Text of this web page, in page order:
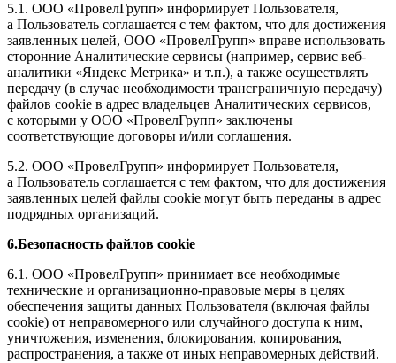
5.1. ООО «ПровелГрупп» информирует Пользователя,
а Пользователь соглашается с тем фактом, что для достижения
заявленных целей, ООО «ПровелГрупп» вправе использовать
сторонние Аналитические сервисы (например, сервис веб-
аналитики «Яндекс Метрика» и т.п.), а также осуществлять
передачу (в случае необходимости трансграничную передачу)
файлов cookie в адрес владельцев Аналитических сервисов,
с которыми у ООО «ПровелГрупп» заключены
соответствующие договоры и/или соглашения.
5.2. ООО «ПровелГрупп» информирует Пользователя,
а Пользователь соглашается с тем фактом, что для достижения
заявленных целей файлы cookie могут быть переданы в адрес
подрядных организаций.
6.Безопасность файлов cookie
6.1. ООО «ПровелГрупп» принимает все необходимые
технические и организационно-правовые меры в целях
обеспечения защиты данных Пользователя (включая файлы
cookie) от неправомерного или случайного доступа к ним,
уничтожения, изменения, блокирования, копирования,
распространения, а также от иных неправомерных действий.